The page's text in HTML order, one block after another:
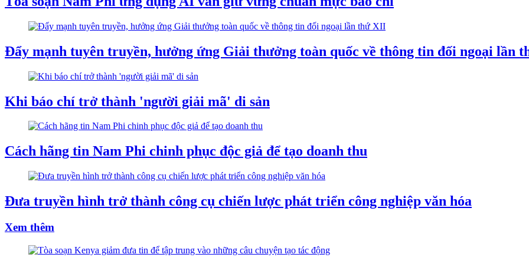
Đẩy mạnh tuyên truyền, hưởng ứng Giải thưởng toàn quốc về thông tin đối ngoại lần
Khi báo chí trở thành 'người giải mã' di sản
Cách hãng tin Nam Phi chinh phục độc giả để tạo doanh thu
Đưa truyền hình trở thành công cụ chiến lược phát triển công nghiệp văn hóa
Xem thêm